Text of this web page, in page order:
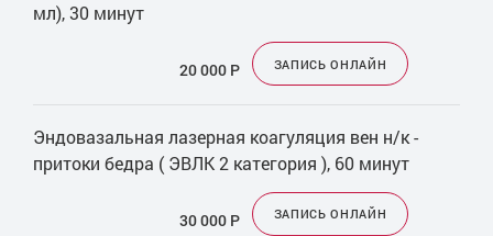
мл), 30 минут
20 000 Р ЗАПИСЬ ОНЛАЙН
Эндовазальная лазерная коагуляция вен н/к -
притоки бедра ( ЭВЛК 2 категория ), 60 минут
30 000 Р ЗАПИСЬ ОНЛАЙН